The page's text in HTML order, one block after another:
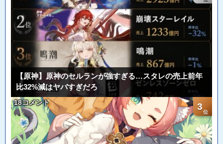
【原神】原神のセルランが強すぎる…スタレの売上前年
比32%減はヤバすぎだろ
3
18コメント